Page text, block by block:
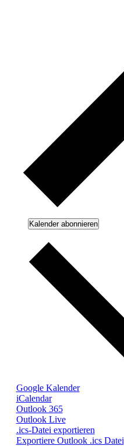
Kalender abonnieren
Google Kalender
iCalendar
Outlook 365
Outlook Live
.ics-Datei exportieren
Exportiere Outlook .ics Datei